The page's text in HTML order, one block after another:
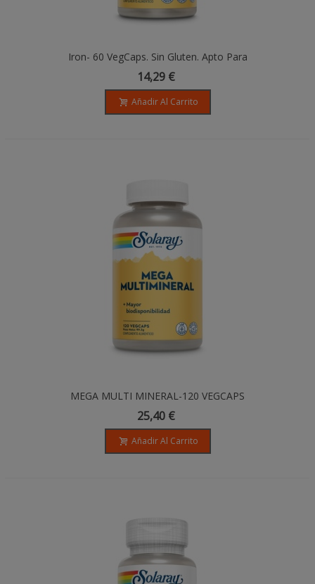
Iron- 60 VegCaps. Sin Gluten. Apto Para
Veganos
14,29 €
Añadir Al Carrito
MEGA MULTI MINERAL-120 VEGCAPS
25,40 €
Añadir Al Carrito